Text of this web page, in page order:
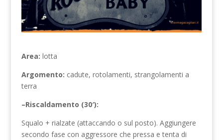
Area: lotta
Argomento: cadute, rotolamenti, strangolamenti a
terra
–Riscaldamento (30′):
Squalo + rialzate (attaccando o sul posto). Aggiungere
secondo fase con aggressore che pressa e tenta di